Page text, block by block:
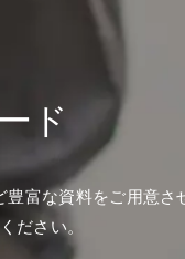
ド
富な資料をご用意さ
ださい。